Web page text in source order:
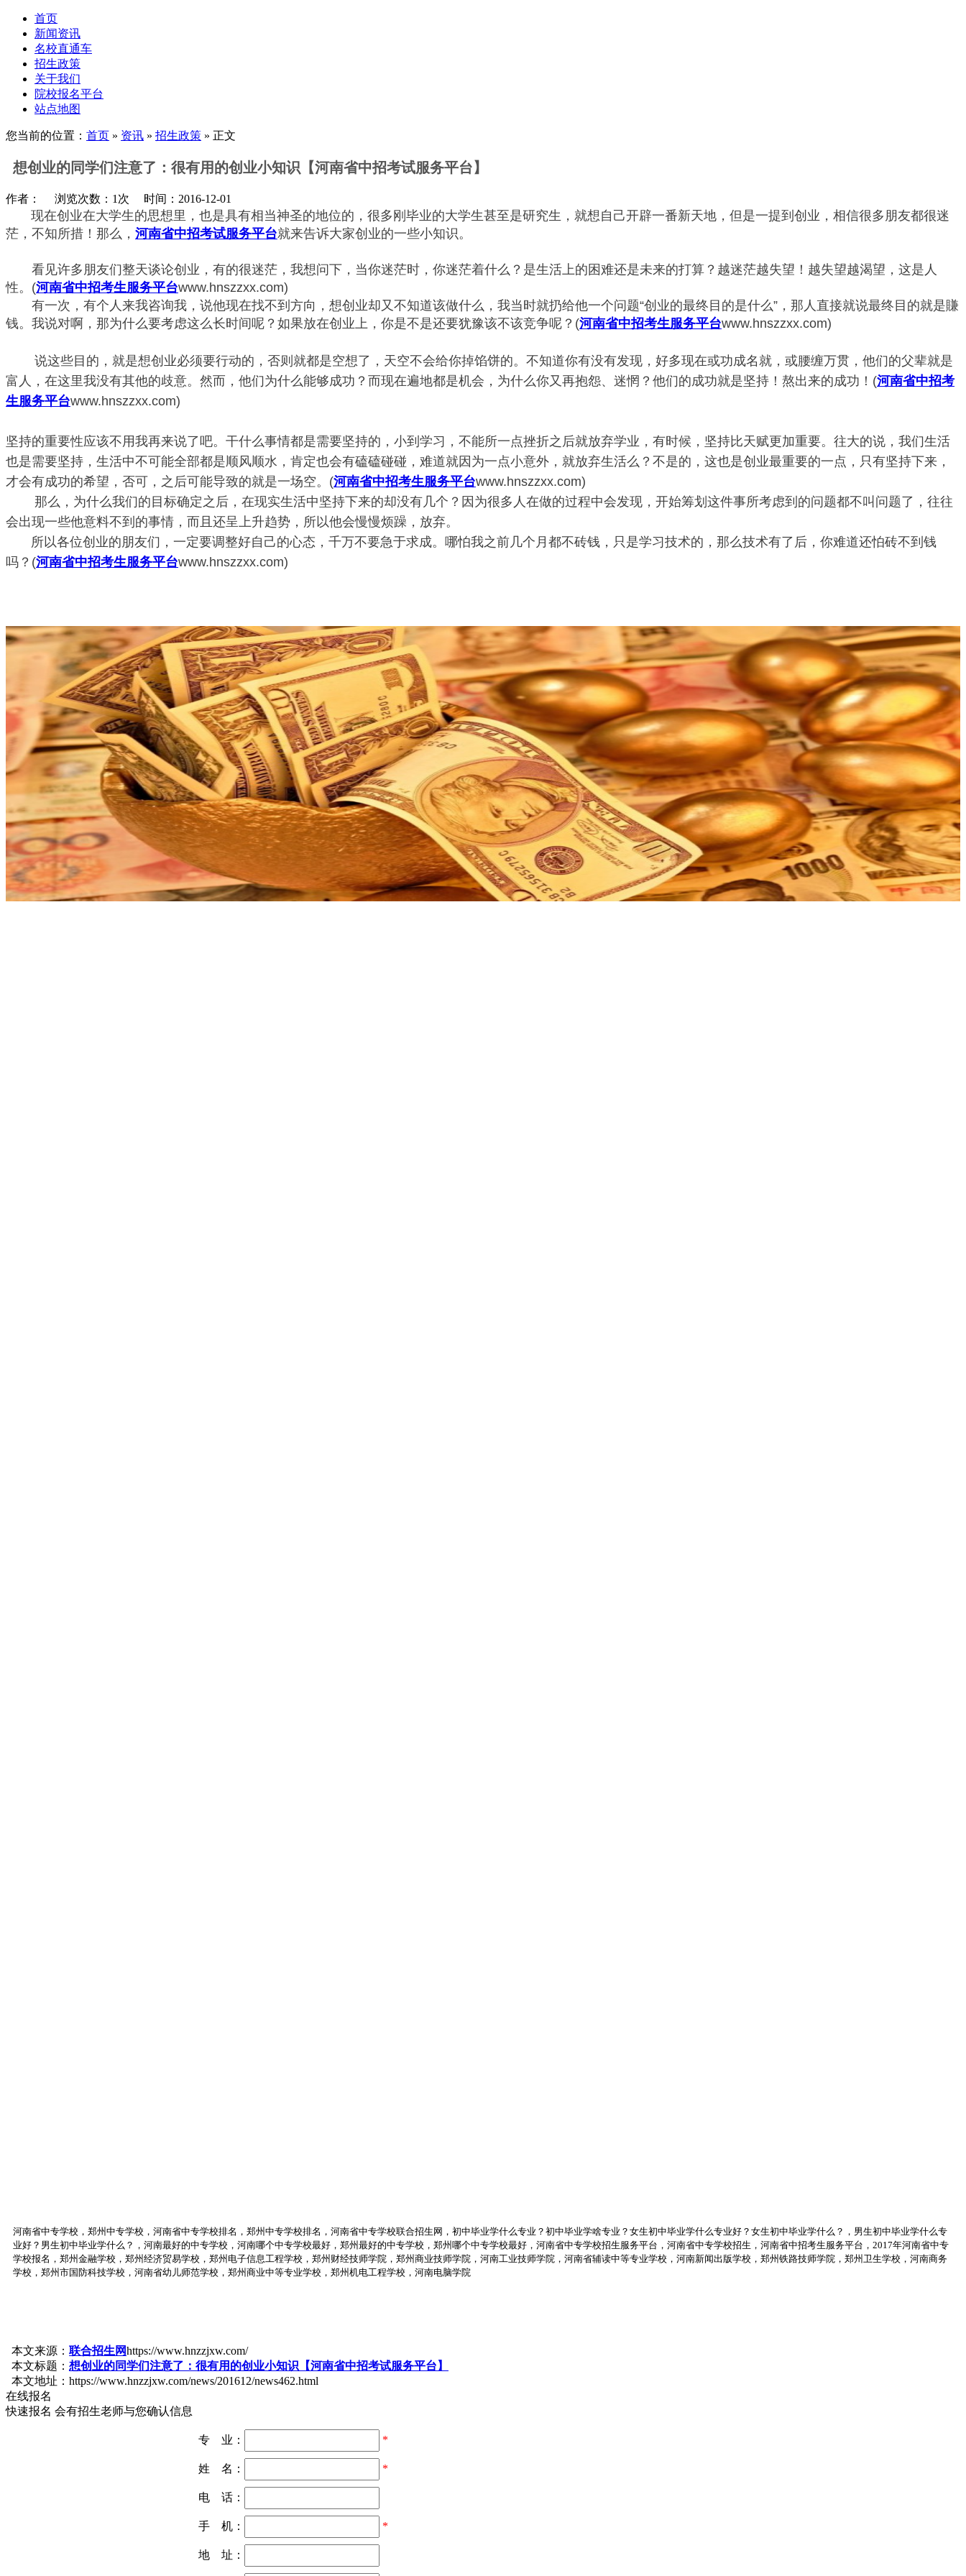
首页
新闻资讯
名校直通车
招生政策
关于我们
院校报名平台
站点地图
您当前的位置： 首页 » 资讯 » 招生政策 » 正文
想创业的同学们注意了：很有用的创业小知识【河南省中招考试服务平台】
作者： 浏览次数：1次 时间：2016-12-01
      现在创业在大学生的思想里，也是具有相当神圣的地位的，很多刚毕业的大学生甚至是研究生，就想自己开辟一番新天地，但是一提到创业，相信很多朋友都很迷
茫，不知所措！那么， 河南省中招考试服务平台就来告诉大家创业的一些小知识。
看见许多朋友们整天谈论创业，有的很迷茫，我想问下，当你迷茫时，你迷茫着什么？是生活上的困难还是未来的打算？越迷茫越失望！越失望越渴望，这是人
性。(河南省中招考生服务平台www.hnszzxx.com)
有一次，有个人来我咨询我，说他现在找不到方向，想创业却又不知道该做什么，我当时就扔给他一个问题“创业的最终目的是什么”，那人直接就说最终目的就是賺
钱。我说对啊，那为什么要考虑这么长时间呢？如果放在创业上，你是不是还要犹豫该不该竞争呢？ (河南省中招考生服务平台www.hnszzxx.com)
说这些目的，就是想创业必须要行动的，否则就都是空想了，天空不会给你掉馅饼的。 不知道你有没有发现，好多现在或功成名就，或腰缠万贯，他们的父辈就是
富人，在这里我没有其他的歧意。然而，他们为什么能够成功？而现在遍地都是机会，为什么你又再抱怨、迷惘？他们的成功就是坚持！熬出来的成功！ (河南省中招考
生服务平台www.hnszzxx.com)
坚持的重要性应该不用我再来说了吧。干什么事情都是需要坚持的，小到学习，不能所一点挫折之后就放弃学业，有时候，坚持比天赋更加重要。往大的说，我们生活
也是需要坚持，生活中不可能全部都是顺风顺水，肯定也会有磕磕碰碰，难道就因为一点小意外，就放弃生活么？不是的，这也是创业最重要的一点，只有坚持下来，
才会有成功的希望，否可，之后可能导致的就是一场空。 (河南省中招考生服务平台www.hnszzxx.com)
那么， 为什么我们的目标确定之后，在现实生活中坚持下来的却没有几个？ 因为很多人在做的过程中会发现，开始筹划这件事所考虑到的问题都不叫问题了，往往
会出现一些他意料不到的事情，而且还呈上升趋势，所以他会慢慢烦躁，放弃。
所以各位创业的朋友们，一定要调整好自己的心态，千万不要急于求成。哪怕我之前几个月都不砖钱，只是学习技术的，那么技术有了后，你难道还怕砖不到钱
吗？ (河南省中招考生服务平台www.hnszzxx.com)
河南省中专学校，郑州中专学校，河南省中专学校排名，郑州中专学校排名，河南省中专学校联合招生网，初中毕业学什么专业？初中毕业学啥专业？女生初中毕业学什么专业好？女生初中毕业学什么？，男生初中毕业学什么专
业好？男生初中毕业学什么？，河南最好的中专学校，河南哪个中专学校最好，郑州最好的中专学校，郑州哪个中专学校最好，河南省中专学校招生服务平台，河南省中专学校招生，河南省中招考生服务平台，2017年河南省中专
学校报名，郑州金融学校，郑州经济贸易学校，郑州电子信息工程学校，郑州财经技师学院，郑州商业技师学院，河南工业技师学院，河南省辅读中等专业学校，河南新闻出版学校，郑州铁路技师学院，郑州卫生学校，河南商务
学校，郑州市国防科技学校，河南省幼儿师范学校，郑州商业中等专业学校，郑州机电工程学校，河南电脑学院
本文来源： 联合招生网https://www.hnzzjxw.com/
本文标题： 想创业的同学们注意了：很有用的创业小知识【河南省中招考试服务平台】
本文地址：https://www.hnzzjxw.com/news/201612/news462.html
在线报名
快速报名 会有招生老师与您确认信息
专 业： *
姓 名： *
电 话：
手 机： *
地 址：